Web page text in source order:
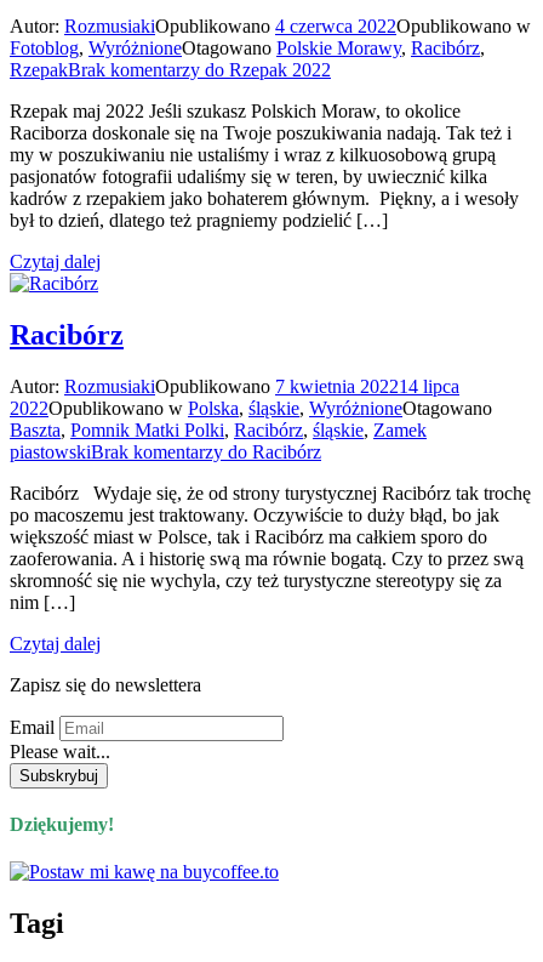
Autor: RozmusiakiOpublikowano 4 czerwca 2022Opublikowano w
Fotoblog, WyróżnioneOtagowano Polskie Morawy, Racibórz,
RzepakBrak komentarzy do Rzepak 2022
Rzepak maj 2022 Jeśli szukasz Polskich Moraw, to okolice
Raciborza doskonale się na Twoje poszukiwania nadają. Tak też i
my w poszukiwaniu nie ustaliśmy i wraz z kilkuosobową grupą
pasjonatów fotografii udaliśmy się w teren, by uwiecznić kilka
kadrów z rzepakiem jako bohaterem głównym. Piękny, a i wesoły
był to dzień, dlatego też pragniemy podzielić […]
Czytaj dalej
Racibórz
Autor: RozmusiakiOpublikowano 7 kwietnia 202214 lipca
2022Opublikowano w Polska, śląskie, WyróżnioneOtagowano
Baszta, Pomnik Matki Polki, Racibórz, śląskie, Zamek
piastowskiBrak komentarzy do Racibórz
Racibórz Wydaje się, że od strony turystycznej Racibórz tak trochę
po macoszemu jest traktowany. Oczywiście to duży błąd, bo jak
większość miast w Polsce, tak i Racibórz ma całkiem sporo do
zaoferowania. A i historię swą ma równie bogatą. Czy to przez swą
skromność się nie wychyla, czy też turystyczne stereotypy się za
nim […]
Czytaj dalej
Zapisz się do newslettera
Email
Please wait...
Dziękujemy!
Tagi